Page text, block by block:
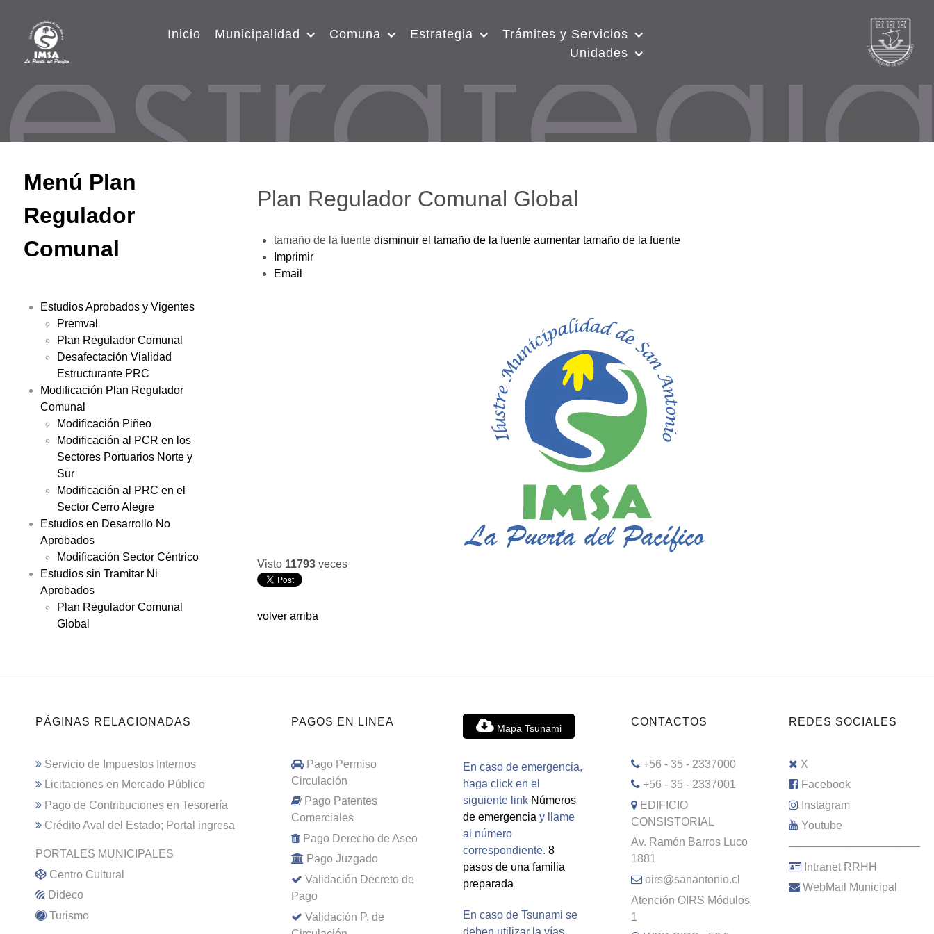
Inicio Municipalidad Comuna Estrategia
Trámites y Servicios
Unidades
Menú Plan
Regulador
Comunal
Estudios Aprobados y Vigentes
Premval
Plan Regulador Comunal
Desafectación Vialidad
Estructurante PRC
Modificación Plan Regulador
Comunal
Modificación Piñeo
Modificación al PCR en los
Sectores Portuarios Norte y
Sur
Modificación al PRC en el
Sector Cerro Alegre
Estudios en Desarrollo No
Aprobados
Modificación Sector Céntrico
Estudios sin Tramitar Ni
Aprobados
Plan Regulador Comunal
Global
Plan Regulador Comunal Global
tamaño de la fuente disminuir el tamaño de la fuente aumentar tamaño de la fuente
Imprimir
Email
Visto 11793 veces
volver arriba
PÁGINAS RELACIONADAS
Servicio de Impuestos Internos
Licitaciones en Mercado Público
Pago de Contribuciones en Tesorería
Crédito Aval del Estado; Portal ingresa
PORTALES MUNICIPALES
Centro Cultural
Dideco
Turismo
PAGOS EN LINEA
Pago Permiso
Circulación
Pago Patentes
Comerciales
Pago Derecho de Aseo
Pago Juzgado
Validación Decreto de
Pago
Validación P. de
Mapa Tsunami
En caso de emergencia,
haga click en el
siguiente link Números
de emergencia y llame
al número
correspondiente. 8
pasos de una familia
preparada
En caso de Tsunami se
deben utilizar la vías
CONTACTOS
+56 - 35 - 2337000
+56 - 35 - 2337001
EDIFICIO
CONSISTORIAL
Av. Ramón Barros Luco
1881
oirs@sanantonio.cl
Atención OIRS Módulos
1
REDES SOCIALES
X
Facebook
Instagram
Youtube
–––––––––––––––––––––
Intranet RRHH
WebMail Municipal